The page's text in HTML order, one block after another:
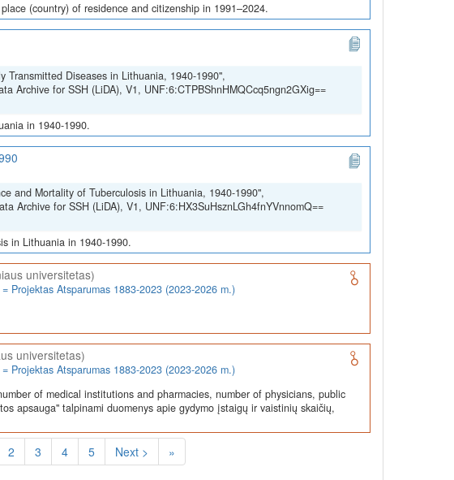
(country) of residence and citizenship in 1991–2024.
Transmitted Diseases in Lithuania, 1940-1990",
Archive for SSH (LiDA), V1, UNF:6:CTPBShnHMQCcq5ngn2GXig==
in 1940-1990.
and Mortality of Tuberculosis in Lithuania, 1940-1990",
Archive for SSH (LiDA), V1, UNF:6:HX3SuHsznLGh4fnYVnnomQ==
in Lithuania in 1940-1990.
universitetas)
Projektas Atsparumas 1883-2023 (2023-2026 m.)
universitetas)
Projektas Atsparumas 1883-2023 (2023-2026 m.)
of medical institutions and pharmacies, number of physicians, public
apsauga" talpinami duomenys apie gydymo įstaigų ir vaistinių skaičių,
2 3 4 5 Next > »